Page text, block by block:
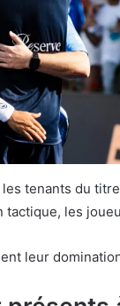
les tenants du
les
leur